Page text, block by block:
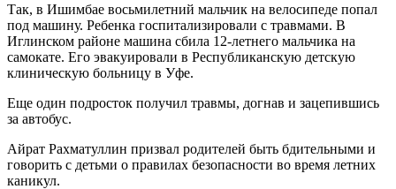
Так, в Ишимбае восьмилетний мальчик на велосипеде попал
под машину. Ребенка госпитализировали с травмами. В
Иглинском районе машина сбила 12-летнего мальчика на
самокате. Его эвакуировали в Республиканскую детскую
клиническую больницу в Уфе.
Еще один подросток получил травмы, догнав и зацепившись
за автобус.
Айрат Рахматуллин призвал родителей быть бдительными и
говорить с детьми о правилах безопасности во время летних
каникул.